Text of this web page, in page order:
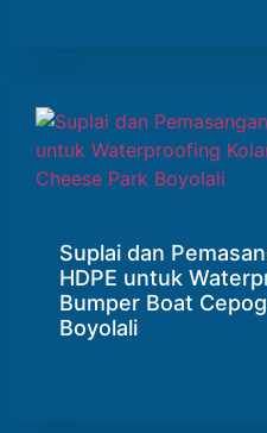
Suplai dan
HDPE untuk
Bumper Boat
Boyolali